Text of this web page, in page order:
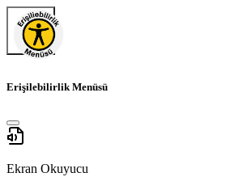
Erişilebilirlik Menüsü
Ekran Okuyucu